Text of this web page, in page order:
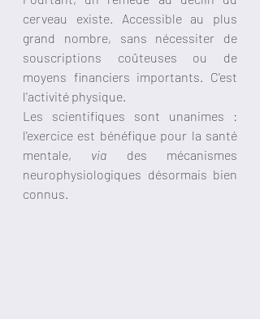
cerveau existe. Accessible au plus
grand nombre, sans nécessiter de
souscriptions coûteuses ou de
moyens financiers importants. C'est
l'activité physique.
Les scientifiques sont unanimes :
l'exercice est bénéfique pour la santé
mentale, via des mécanismes
neurophysiologiques désormais bien
connus.